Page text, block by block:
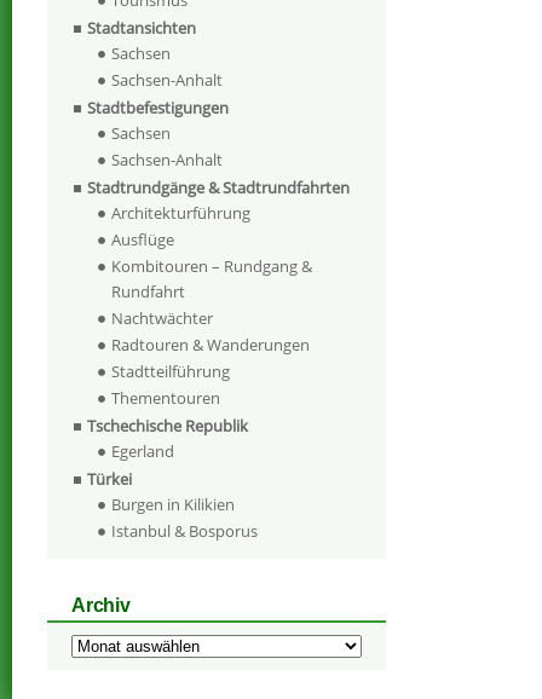
Stadtansichten
Sachsen
Sachsen-Anhalt
Stadtbefestigungen
Sachsen
Sachsen-Anhalt
Stadtrundgänge & Stadtrundfahrten
Architekturführung
Ausflüge
Kombitouren – Rundgang &
Rundfahrt
Nachtwächter
Radtouren & Wanderungen
Stadtteilführung
Thementouren
Tschechische Republik
Egerland
Türkei
Burgen in Kilikien
Istanbul & Bosporus
Archiv
Archiv